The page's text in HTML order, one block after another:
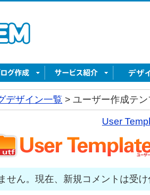
デザイン一覧 > ユーザー作成テ
User
せん。現在、新規コメントは受